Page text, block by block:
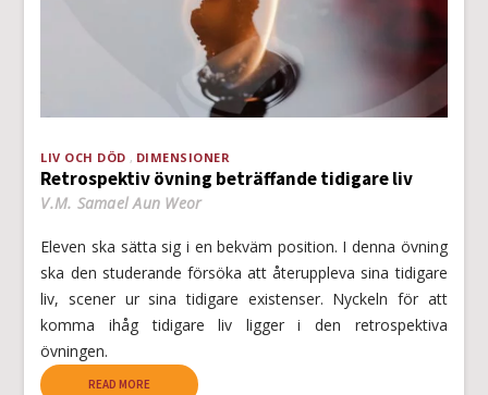
LIV OCH DÖD DIMENSIONER
Retrospektiv övning beträffande tidigare liv
V.M. Samael Aun Weor
Eleven ska sätta sig i en bekväm position. I denna övning
ska den studerande försöka att återuppleva sina tidigare
liv, scener ur sina tidigare existenser. Nyckeln för att
komma ihåg tidigare liv ligger i den retrospektiva
övningen.
READ MORE